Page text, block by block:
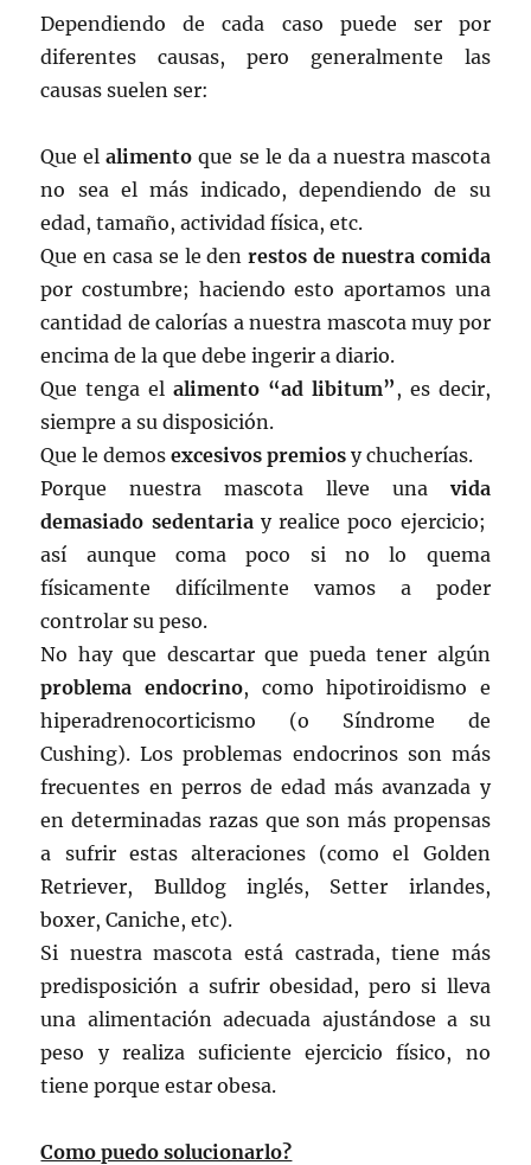
Dependiendo de cada caso puede ser por
diferentes causas, pero generalmente las
causas suelen ser:
Que elalimento que se le da a nuestra mascota
no sea el más indicado, dependiendo de su
edad, tamaño, actividad física, etc.
Que en casa se le denrestos de nuestra comida
por costumbre; haciendo esto aportamos una
cantidad de calorías a nuestra mascota muy por
encima de la que debe ingerir a diario.
Que tenga elalimento “ad libitum” , es decir,
siempre a su disposición.
Que le demosexcesivos premios y chucherías.
Porque nuestra mascota lleve una vida
demasiado sedentaria y realice poco ejercicio;
así aunque coma poco si no lo quema
físicamente difícilmente vamos a poder
controlar su peso.
No hay que descartar que pueda tener algún
problema endocrino, como hipotiroidismo e
hiperadrenocorticismo (o Síndrome de
Cushing). Los problemas endocrinos son más
frecuentes en perros de edad más avanzada y
en determinadas razas que son más propensas
a sufrir estas alteraciones (como el Golden
Retriever, Bulldog inglés, Setter irlandes,
boxer, Caniche, etc).
Si nuestra mascota está castrada, tiene más
predisposición a sufrir obesidad, pero si lleva
una alimentación adecuada ajustándose a su
peso y realiza suficiente ejercicio físico, no
tiene porque estar obesa.
Como puedo solucionarlo?